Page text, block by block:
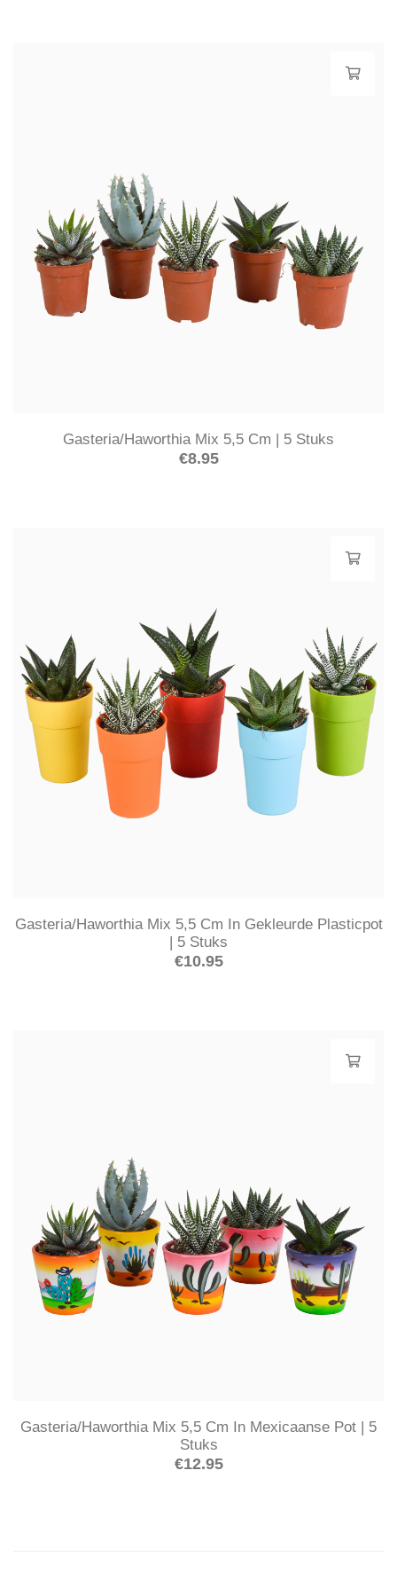
Gasteria/Haworthia Mix 5,5 Cm | 5 Stuks
€8.95
Gasteria/Haworthia Mix 5,5 Cm In Gekleurde Plasticpot
| 5 Stuks
€10.95
Gasteria/Haworthia Mix 5,5 Cm In Mexicaanse Pot | 5
Stuks
€12.95